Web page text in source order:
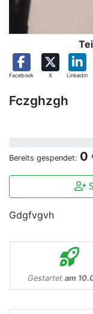
Facebook X Linkedin
Fczghzgh
Bereits gespendet: 0
Gdgfvgvh
Gestartet am